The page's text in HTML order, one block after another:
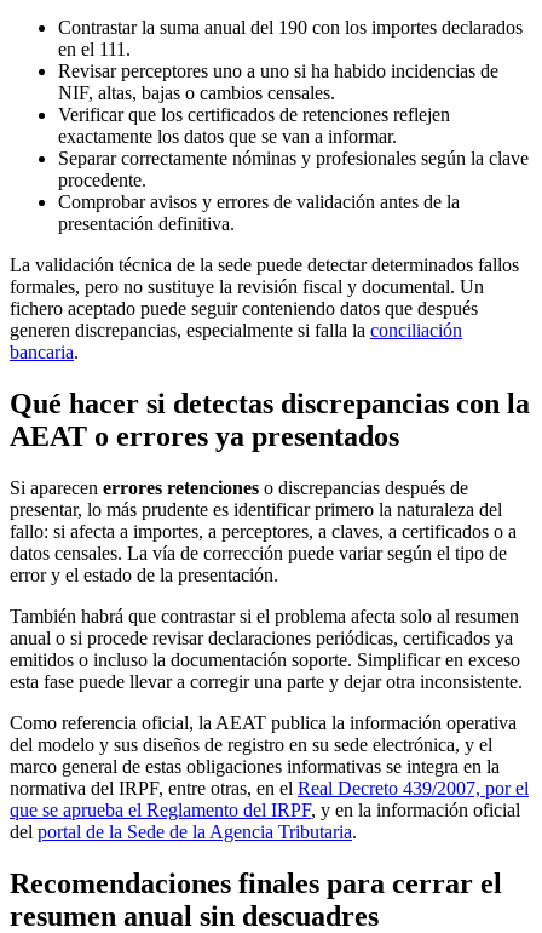
Contrastar la suma anual del 190 con los importes declarados
en el 111.
Revisar perceptores uno a uno si ha habido incidencias de
NIF, altas, bajas o cambios censales.
Verificar que los certificados de retenciones reflejen
exactamente los datos que se van a informar.
Separar correctamente nóminas y profesionales según la clave
procedente.
Comprobar avisos y errores de validación antes de la
presentación definitiva.
La validación técnica de la sede puede detectar determinados fallos
formales, pero no sustituye la revisión fiscal y documental. Un
fichero aceptado puede seguir conteniendo datos que después
generen discrepancias, especialmente si falla la conciliación
bancaria.
Qué hacer si detectas discrepancias con la
AEAT o errores ya presentados
Si aparecen errores retenciones o discrepancias después de
presentar, lo más prudente es identificar primero la naturaleza del
fallo: si afecta a importes, a perceptores, a claves, a certificados o a
datos censales. La vía de corrección puede variar según el tipo de
error y el estado de la presentación.
También habrá que contrastar si el problema afecta solo al resumen
anual o si procede revisar declaraciones periódicas, certificados ya
emitidos o incluso la documentación soporte. Simplificar en exceso
esta fase puede llevar a corregir una parte y dejar otra inconsistente.
Como referencia oficial, la AEAT publica la información operativa
del modelo y sus diseños de registro en su sede electrónica, y el
marco general de estas obligaciones informativas se integra en la
normativa del IRPF, entre otras, en el Real Decreto 439/2007, por el
que se aprueba el Reglamento del IRPF, y en la información oficial
del portal de la Sede de la Agencia Tributaria.
Recomendaciones finales para cerrar el
resumen anual sin descuadres